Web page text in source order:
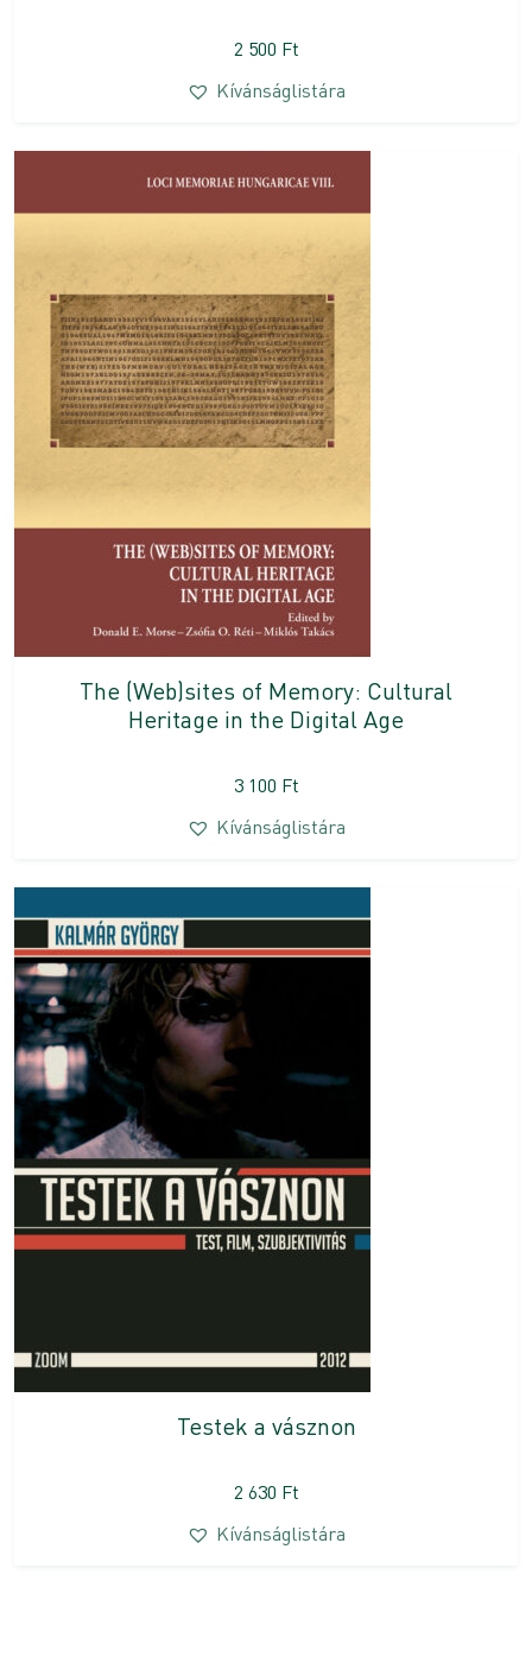
2 500 Ft
Kívánságlistára
The (Web)sites of Memory: Cultural
Heritage in the Digital Age
3 100 Ft
Kívánságlistára
Testek a vásznon
2 630 Ft
Kívánságlistára